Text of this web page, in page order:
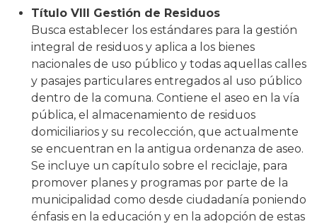
Título VIII Gestión de Residuos
Busca establecer los estándares para la gestión
integral de residuos y aplica a los bienes
nacionales de uso público y todas aquellas calles
y pasajes particulares entregados al uso público
dentro de la comuna. Contiene el aseo en la vía
pública, el almacenamiento de residuos
domiciliarios y su recolección, que actualmente
se encuentran en la antigua ordenanza de aseo.
Se incluye un capítulo sobre el reciclaje, para
promover planes y programas por parte de la
municipalidad como desde ciudadanía poniendo
énfasis en la educación y en la adopción de estas